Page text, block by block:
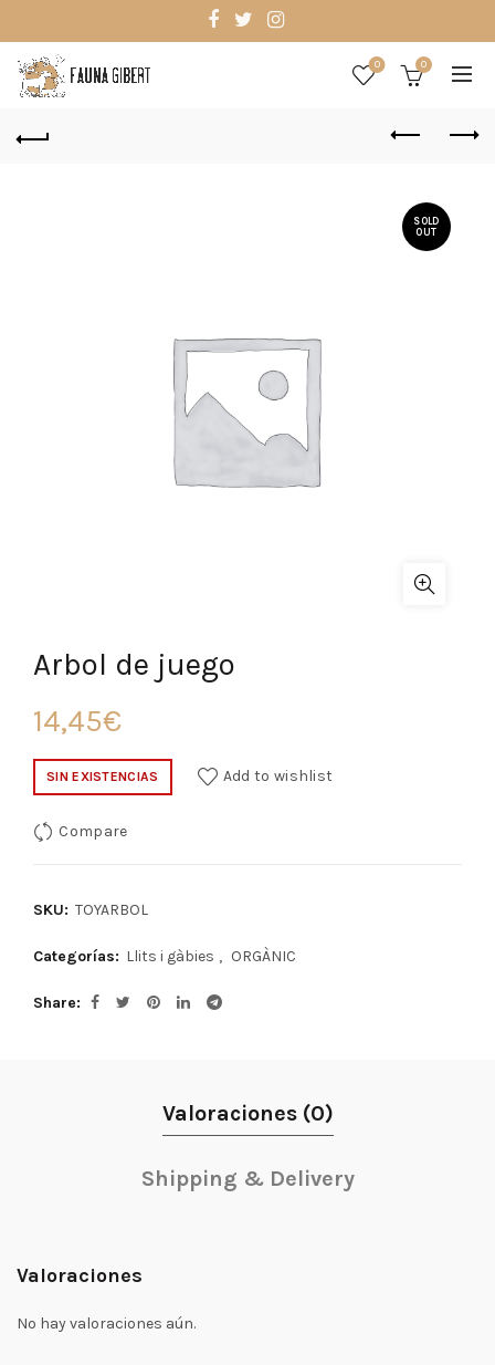
0 0
SOLD
OUT
Arbol de juego
14,45€
SIN EXISTENCIAS Add to wishlist
Compare
SKU: TOYARBOL
Categorías: Llits i gàbies , ORGÀNIC
Share
Valoraciones (0)
Shipping & Delivery
Valoraciones
No hay valoraciones aún.